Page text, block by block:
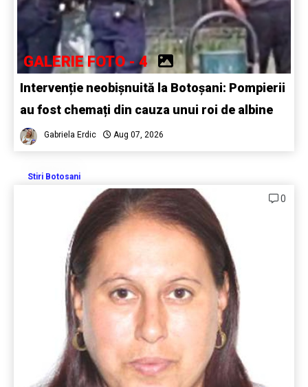
GALERIE FOTO - 4
Intervenție neobișnuită la Botoșani: Pompierii
au fost chemați din cauza unui roi de albine
Gabriela Erdic Aug 07, 2026
Stiri Botosani
0